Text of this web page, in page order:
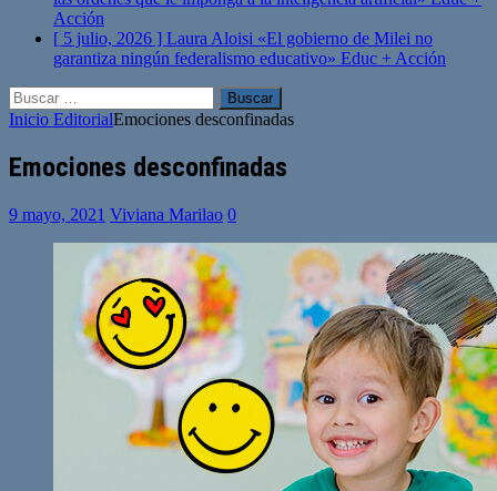
Acción
[ 5 julio, 2026 ] Laura Aloisi «El gobierno de Milei no
garantiza ningún federalismo educativo» Educ + Acción
Buscar:
Inicio EditorialEmociones desconfinadas
Emociones desconfinadas
9 mayo, 2021 Viviana Marilao 0